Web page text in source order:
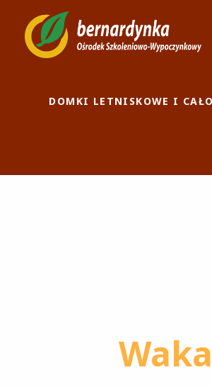
content
DOMKI LETNISKOWE I